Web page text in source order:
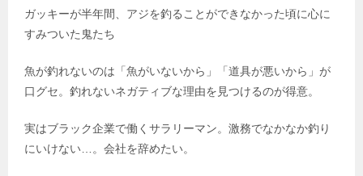
ガッキーが半年間、アジを釣ることができなかった頃に心に
すみついた鬼たち
魚が釣れないのは「魚がいないから」「道具が悪いから」が
口グセ。釣れないネガティブな理由を見つけるのが得意。
実はブラック企業で働くサラリーマン。激務でなかなか釣り
にいけない…。会社を辞めたい。